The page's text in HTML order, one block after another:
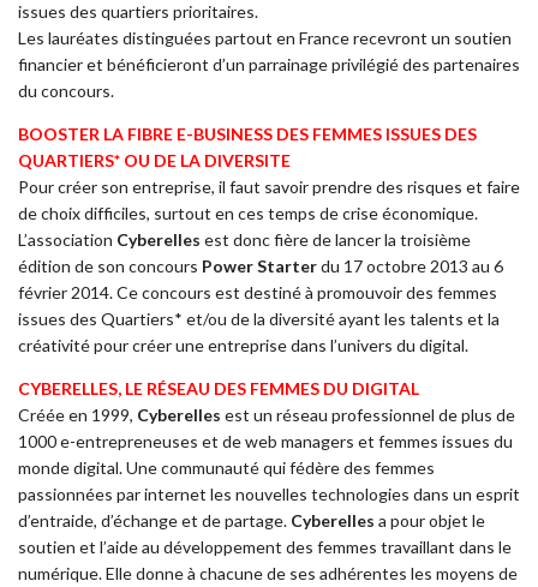
issues des quartiers prioritaires.
Les lauréates distinguées partout en France recevront un soutien
financier et bénéficieront d’un parrainage privilégié des partenaires
du concours.
BOOSTER LA FIBRE E-BUSINESS DES FEMMES ISSUES DES
QUARTIERS* OU DE LA DIVERSITE
Pour créer son entreprise, il faut savoir prendre des risques et faire
de choix difficiles, surtout en ces temps de crise économique.
L’association Cyberelles est donc fière de lancer la troisième
édition de son concours Power Starterdu 17 octobre 2013 au 6
février 2014. Ce concours est destiné à promouvoir des femmes
issues des Quartiers* et/ou de la diversité ayant les talents et la
créativité pour créer une entreprise dans l’univers du digital.
CYBERELLES, LE RÉSEAU DES FEMMES DU DIGITAL
Créée en 1999, Cyberelles est un réseau professionnel de plus de
1000 e-entrepreneuses et de web managers et femmes issues du
monde digital. Une communauté qui fédère des femmes
passionnées par internet les nouvelles technologies dans un esprit
d’entraide, d’échange et de partage. Cyberelles a pour objet le
soutien et l’aide au développement des femmes travaillant dans le
numérique. Elle donne à chacune de ses adhérentes les moyens de